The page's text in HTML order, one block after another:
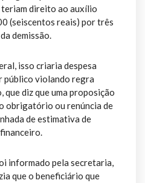
teriam direito ao auxílio
(seiscentos reais) por três
demissão.
isso criaria despesa
público violando regra
diz que uma proposição
obrigatório ou renúncia de
de estimativa de
informado pela secretaria,
que o beneficiário que